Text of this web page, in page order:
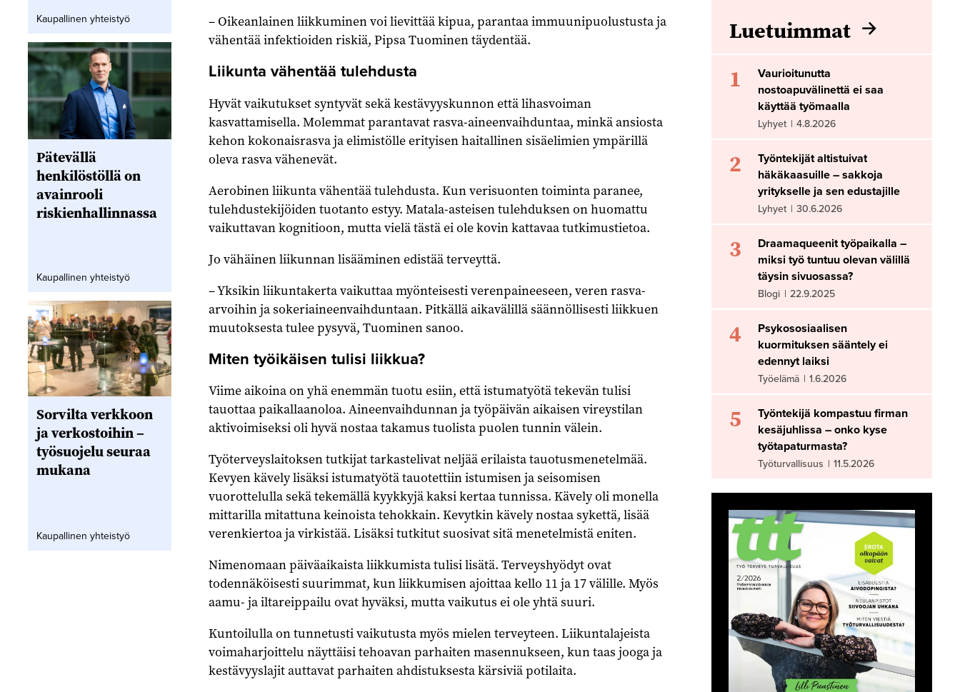
– Oikeanlainen liikkuminen voi lievittää kipua, parantaa immuunipuolustusta ja
vähentää infektioiden riskiä, Pipsa Tuominen täydentää.
Liikunta vähentää tulehdusta
Hyvät vaikutukset syntyvät sekä kestävyyskunnon että lihasvoiman
kasvattamisella. Molemmat parantavat rasva-aineenvaihduntaa, minkä ansiosta
kehon kokonaisrasva ja elimistölle erityisen haitallinen sisäelimien ympärillä
oleva rasva vähenevät.
Aerobinen liikunta vähentää tulehdusta. Kun verisuonten toiminta paranee,
tulehdustekijöiden tuotanto estyy. Matala-asteisen tulehduksen on huomattu
vaikuttavan kognitioon, mutta vielä tästä ei ole kovin kattavaa tutkimustietoa.
Jo vähäinen liikunnan lisääminen edistää terveyttä.
– Yksikin liikuntakerta vaikuttaa myönteisesti verenpaineeseen, veren rasva-
arvoihin ja sokeriaineenvaihduntaan. Pitkällä aikavälillä säännöllisesti liikkuen
muutoksesta tulee pysyvä, Tuominen sanoo.
Miten työikäisen tulisi liikkua?
Viime aikoina on yhä enemmän tuotu esiin, että istumatyötä tekevän tulisi
tauottaa paikallaanoloa. Aineenvaihdunnan ja työpäivän aikaisen vireystilan
aktivoimiseksi oli hyvä nostaa takamus tuolista puolen tunnin välein.
Työterveyslaitoksen tutkijat tarkastelivat neljää erilaista tauotusmenetelmää.
Kevyen kävely lisäksi istumatyötä tauotettiin istumisen ja seisomisen
vuorottelulla sekä tekemällä kyykkyjä kaksi kertaa tunnissa. Kävely oli monella
mittarilla mi­tattuna keinoista tehokkain. Kevytkin kävely nostaa sykettä, lisää
verenkiertoa ja virkistää. Lisäksi tutkitut suosivat sitä menetelmistä eniten.
Nimenomaan päiväaikaista liikkumista tulisi lisätä. Terveyshyödyt ovat
todennäköisesti suurimmat, kun liikkumisen ajoittaa kello 11 ja 17 välille. Myös
aamu- ja iltareippailu ovat hyväksi, mutta vaikutus ei ole yhtä suuri.
Kuntoilulla on tunnetusti vaikutusta myös mielen terveyteen. Liikuntalajeista
voima­harjoittelu näyttäisi tehoavan parhaiten masennukseen, kun taas jooga ja
kestävyyslajit auttavat parhaiten ahdistuksesta kärsiviä potilaita.
Kaupallinen yhteistyö
Pätevällä
henkilöstöllä on
avainrooli
riskienhallinnassa
Kaupallinen yhteistyö
Sorvilta verkkoon
ja verkostoihin –
työsuojelu seuraa
mukana
Kaupallinen yhteistyö
Luetuimmat
1
Vaurioitunutta
nostoapuvälinettä ei saa
käyttää työmaalla
Lyhyet | 4.8.2026
2
Työntekijät altistuivat
häkäkaasuille – sakkoja
yritykselle ja sen edustajille
Lyhyet | 30.6.2026
3
Draamaqueenit työpaikalla –
miksi työ tuntuu olevan välillä
täysin sivuosassa?
Blogi | 22.9.2025
4
Psykososiaalisen
kuormituksen sääntely ei
edennyt laiksi
Työelämä | 1.6.2026
5
Työntekijä kompastuu firman
kesäjuhlissa – onko kyse
työtapaturmasta?
Työturvallisuus | 11.5.2026